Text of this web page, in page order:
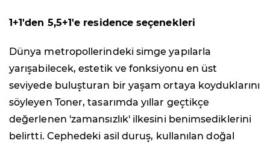
1+1'den 5,5+1'e residence seçenekleri
Dünya metropollerindeki simge yapılarla
yarışabilecek, estetik ve fonksiyonu en üst
seviyede buluşturan bir yaşam ortaya koyduklarını
söyleyen Toner, tasarımda yıllar geçtikçe
değerlenen 'zamansızlık' ilkesini benimsediklerini
belirtti. Cephedeki asil duruş, kullanılan doğal